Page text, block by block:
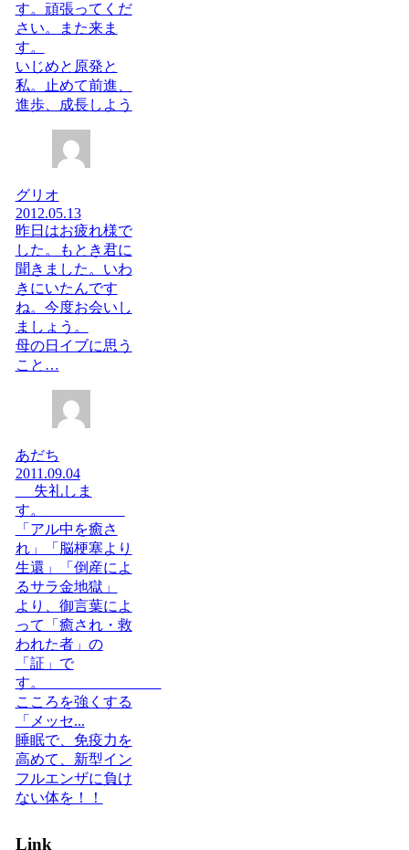
す。頑張ってくだ
さい。また来ま
す。
いじめと原発と
私。止めて前進、
進歩、成長しよう
グリオ
2012.05.13
昨日はお疲れ様で
した。もとき君に
聞きました。いわ
きにいたんです
ね。今度お会いし
ましょう。
母の日イブに思う
こと…
あだち
2011.09.04
失礼しま
す。
「アル中を癒さ
れ」「脳梗塞より
生還」「倒産によ
るサラ金地獄」
より、御言葉によ
って「癒され・救
われた者」の
「証」で
す。
こころを強くする
「メッセ...
睡眠で、免疫力を
高めて、新型イン
フルエンザに負け
ない体を！！
Link